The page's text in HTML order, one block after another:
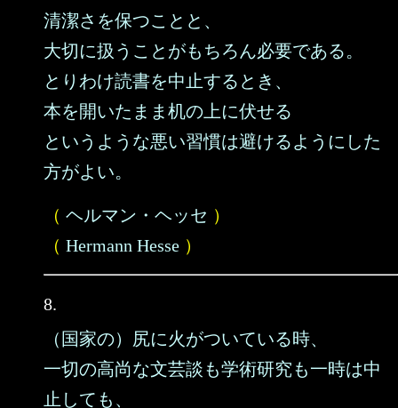
清潔さを保つことと、
大切に扱うことがもちろん必要である。
とりわけ読書を中止するとき、
本を開いたまま机の上に伏せる
というような悪い習慣は避けるようにした
方がよい。
（ ヘルマン・ヘッセ ）
（ Hermann Hesse ）
8.
（国家の）尻に火がついている時、
一切の高尚な文芸談も学術研究も一時は中
止しても、